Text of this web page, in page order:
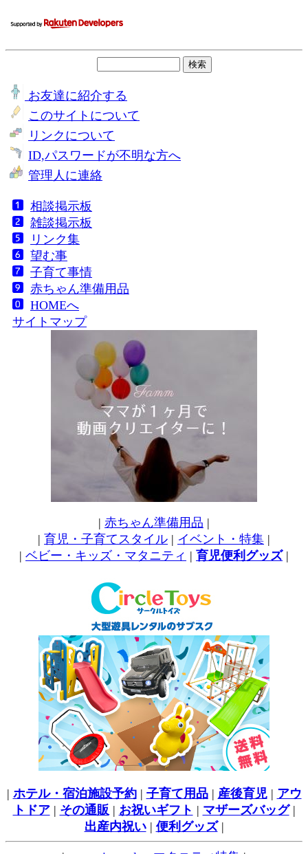
お友達に紹介する
このサイトについて
リンクについて
ID,パスワードが不明な方へ
管理人に連絡
相談掲示板
雑談掲示板
リンク集
望む事
子育て事情
赤ちゃん準備用品
HOMEへ
サイトマップ
| 赤ちゃん準備用品 |
| 育児・子育てスタイル | イベント・特集 |
| ベビー・キッズ・マタニティ | 育児便利グッズ|
| ホテル・宿泊施設予約| 子育て用品| 産後育児| アウ
トドア| その通販 | お祝いギフト | マザーズバッグ|
出産内祝い| 便利グッズ|